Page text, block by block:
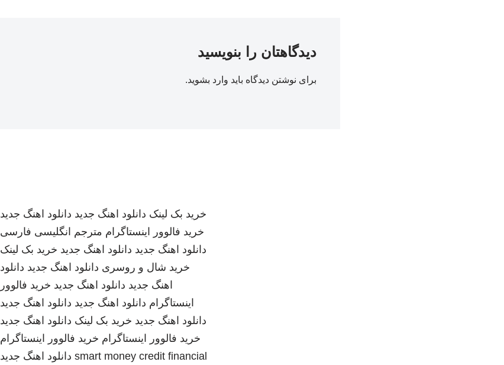
دیدگاهتان را بنویسید
برای نوشتن دیدگاه باید وارد بشوید.
خرید بک لینک دانلود اهنگ جدید دانلود اهنگ جدید
خرید فالوور اینستاگرام مترجم انگلیسی فارسی
دانلود اهنگ جدید دانلود اهنگ جدید خرید بک لینک
خرید شال و روسری دانلود اهنگ جدید دانلود
اهنگ جدید دانلود اهنگ جدید خرید فالوور
اینستاگرام دانلود اهنگ جدید دانلود اهنگ جدید
دانلود اهنگ جدید خرید بک لینک دانلود اهنگ جدید
خرید فالوور اینستاگرام خرید فالوور اینستاگرام
smart money credit financial دانلود اهنگ جدید